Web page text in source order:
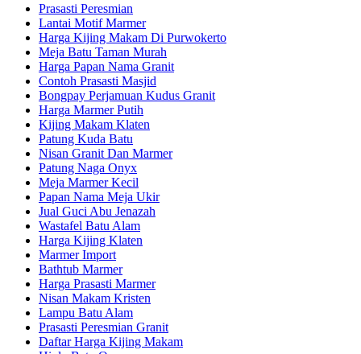
Prasasti Peresmian
Lantai Motif Marmer
Harga Kijing Makam Di Purwokerto
Meja Batu Taman Murah
Harga Papan Nama Granit
Contoh Prasasti Masjid
Bongpay Perjamuan Kudus Granit
Harga Marmer Putih
Kijing Makam Klaten
Patung Kuda Batu
Nisan Granit Dan Marmer
Patung Naga Onyx
Meja Marmer Kecil
Papan Nama Meja Ukir
Jual Guci Abu Jenazah
Wastafel Batu Alam
Harga Kijing Klaten
Marmer Import
Bathtub Marmer
Harga Prasasti Marmer
Nisan Makam Kristen
Lampu Batu Alam
Prasasti Peresmian Granit
Daftar Harga Kijing Makam